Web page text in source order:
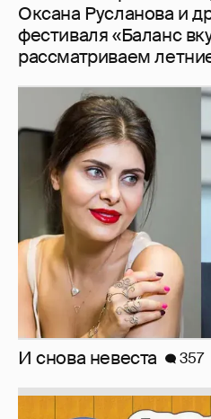
Оксана Русланова и
фестиваля «Баланс
рассматриваем
И снова невеста 357